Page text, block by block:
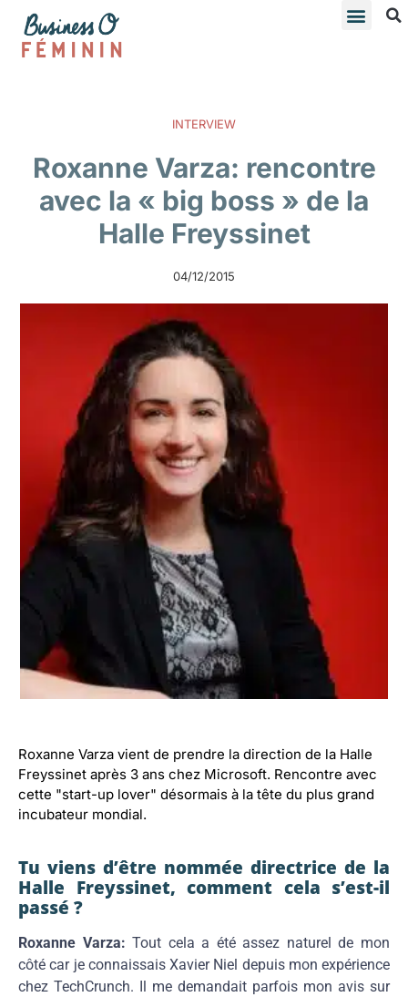
INTERVIEW
Roxanne Varza: rencontre
avec la « big boss » de la
Halle Freyssinet
04/12/2015
Roxanne Varza vient de prendre la direction de la Halle
Freyssinet après 3 ans chez Microsoft. Rencontre avec
cette "start-up lover" désormais à la tête du plus grand
incubateur mondial.
Tu viens d’être nommée directrice de la
Halle Freyssinet, comment cela s’est-il
passé ?
Roxanne Varza: Tout cela a été assez naturel de mon
côté car je connaissais Xavier Niel depuis mon expérience
chez TechCrunch. Il me demandait parfois mon avis sur